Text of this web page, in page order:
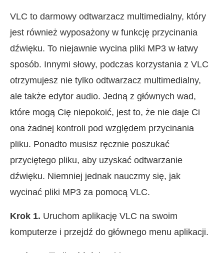
VLC to darmowy odtwarzacz multimedialny, który
jest również wyposażony w funkcję przycinania
dźwięku. To niejawnie wycina pliki MP3 w łatwy
sposób. Innymi słowy, podczas korzystania z VLC
otrzymujesz nie tylko odtwarzacz multimedialny,
ale także edytor audio. Jedną z głównych wad,
które mogą Cię niepokoić, jest to, że nie daje Ci
ona żadnej kontroli pod względem przycinania
pliku. Ponadto musisz ręcznie poszukać
przyciętego pliku, aby uzyskać odtwarzanie
dźwięku. Niemniej jednak nauczmy się, jak
wycinać pliki MP3 za pomocą VLC.
Krok 1. Uruchom aplikację VLC na swoim
komputerze i przejdź do głównego menu aplikacji.